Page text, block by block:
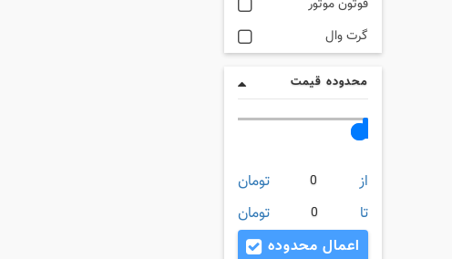
فوتون موتور
گرت وال
محدوده قیمت
از 0
تومان
تا
0
تومان
اعمال محدوده